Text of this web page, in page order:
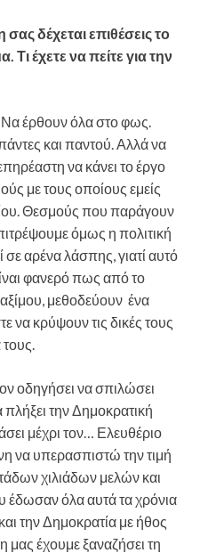
δέχεται επιθέσεις το
Τι έχετε να πείτε για την
έρθουν όλα στο φως.
και παντού. Αλλά να
να κάνει το έργο
με τους οποίους εμείς
Θεσμούς που παράγουν
όμως η πολιτική
αρένα λάσπης, γιατί αυτό
φανερό πως από το
μεθοδεύουν ένα
να κρύψουν τις δικές τους
τους.
οδηγήσει να σπιλώσει
την Δημοκρατική
μέχρι τον… Ελευθέριο
να υπερασπιστώ την τιμή
χιλιάδων μελών και
έδωσαν όλα αυτά τα χρόνια
την Δημοκρατία με ήθος
μας έχουμε ξαναζήσει τη